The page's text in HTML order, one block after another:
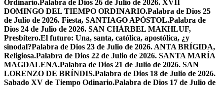
Ordinario.Palabra de Dios 26 de Julio de 2026. XVII
DOMINGO DEL TIEMPO ORDINARIO.Palabra de Dios 25
de Julio de 2026. Fiesta, SANTIAGO APÓSTOL.Palabra de
Dios 24 de Julio de 2026. SAN CHÁRBEL MAKHLUF,
Presbítero.El futuro: Una, santa, católica, apostólica, ¿y
sinodal?Palabra de Dios 23 de Julio de 2026. ANTA BRÍGIDA,
Religiosa.Palabra de Dios 22 de Julio de 2026. SANTA MARÍA
MAGDALENA.Palabra de Dios 21 de Julio de 2026. SAN
LORENZO DE BRÍNDIS.Palabra de Dios 18 de Julio de 2026.
Sabado XV de Tiempo Odinario.Palabra de Dios 17 de Julio de